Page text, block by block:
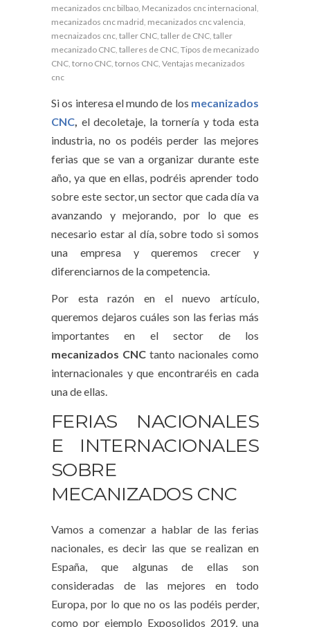
mecanizados cnc bilbao, Mecanizados cnc internacional,
mecanizados cnc madrid, mecanizados cnc valencia,
mecnaizados cnc, taller CNC, taller de CNC, taller
mecanizado CNC, talleres de CNC, Tipos de mecanizado
CNC, torno CNC, tornos CNC, Ventajas mecanizados
cnc
Si os interesa el mundo de los mecanizados
CNC, el decoletaje, la tornería y toda esta
industria, no os podéis perder las mejores
ferias que se van a organizar durante este
año, ya que en ellas, podréis aprender todo
sobre este sector, un sector que cada día va
avanzando y mejorando, por lo que es
necesario estar al día, sobre todo si somos
una empresa y queremos crecer y
diferenciarnos de la competencia.
Por esta razón en el nuevo artículo,
queremos dejaros cuáles son las ferias más
importantes en el sector de los
mecanizados CNC tanto nacionales como
internacionales y que encontraréis en cada
una de ellas.
FERIAS NACIONALES
E INTERNACIONALES
SOBRE
MECANIZADOS CNC
Vamos a comenzar a hablar de las ferias
nacionales, es decir las que se realizan en
España, que algunas de ellas son
consideradas de las mejores en todo
Europa, por lo que no os las podéis perder,
como por ejemplo Exposolidos 2019, una